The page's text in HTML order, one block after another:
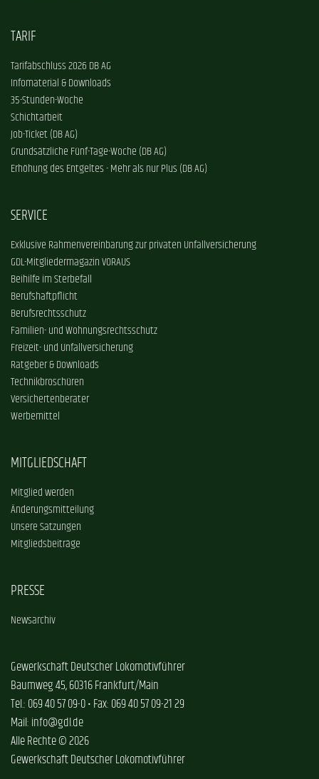
TARIF
Tarifabschluss 2026 DB AG
Infomaterial & Downloads
35-Stunden-Woche
Schichtarbeit
Job-Ticket (DB AG)
Grundsätzliche Fünf-Tage-Woche (DB AG)
Erhöhung des Entgeltes - Mehr als nur Plus (DB AG)
SERVICE
Exklusive Rahmenvereinbarung zur privaten Unfallversicherung
GDL-Mitgliedermagazin VORAUS
Beihilfe im Sterbefall
Berufshaftpflicht
Berufsrechtsschutz
Familien- und Wohnungsrechtsschutz
Freizeit- und Unfallversicherung
Ratgeber & Downloads
Technikbroschüren
Versichertenberater
Werbemittel
MITGLIEDSCHAFT
Mitglied werden
Änderungsmitteilung
Unsere Satzungen
Mitgliedsbeiträge
PRESSE
Newsarchiv
Gewerkschaft Deutscher Lokomotivführer
Baumweg 45, 60316 Frankfurt/Main
Tel.: 069 40 57 09-0 • Fax: 069 40 57 09-21 29
Mail: info@gdl.de
Alle Rechte © 2026
Gewerkschaft Deutscher Lokomotivführer